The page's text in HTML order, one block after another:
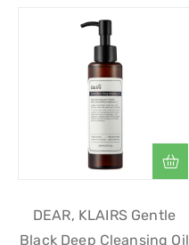
DEAR, KLAIRS Gentle
Black Deep Cleansing Oil